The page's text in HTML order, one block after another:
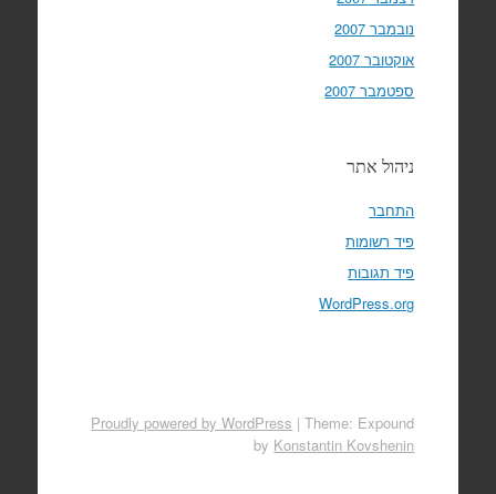
נובמבר 2007
אוקטובר 2007
ספטמבר 2007
ניהול אתר
התחבר
פיד רשומות
פיד תגובות
WordPress.org
Proudly powered by WordPress |Theme: Expound
by Konstantin Kovshenin